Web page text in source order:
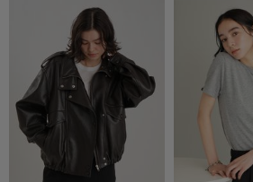
ミチュ コケット
MIESROHE
ミースロエ
miies miim
ミーエスミーム
Mila Owen
ミラオーウェン